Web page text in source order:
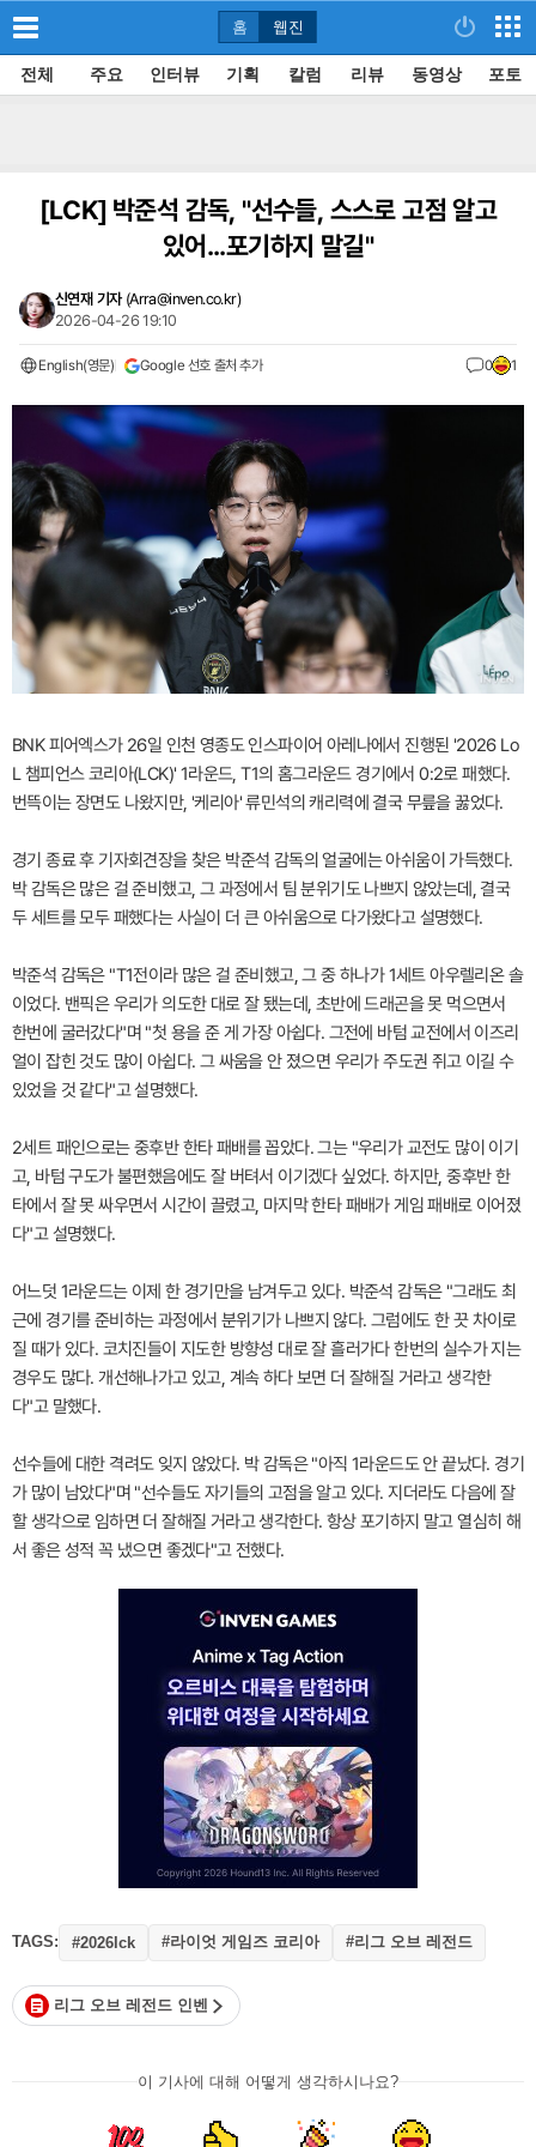
홈 웹진
전체 주요 인터뷰 기획 칼럼 리뷰 동영상 포토
[LCK]박준석 감독, "선수들, 스스로 고점 알고
있어...포기하지 말길"
신연재 기자 (Arra@inven.co.kr)
2026-04-26 19:10
English(영문) Google 선호 출처 추가 0 1
BNK 피어엑스가 26일 인천 영종도 인스파이어 아레나에서 진행된 '2026 Lo
L 챔피언스 코리아(LCK)' 1라운드, T1의 홈그라운드 경기에서 0:2로 패했다.
번뜩이는 장면도 나왔지만, '케리아' 류민석의 캐리력에 결국 무릎을 꿇었다.
경기 종료 후 기자회견장을 찾은 박준석 감독의 얼굴에는 아쉬움이 가득했다.
박 감독은 많은 걸 준비했고, 그 과정에서 팀 분위기도 나쁘지 않았는데, 결국
두 세트를 모두 패했다는 사실이 더 큰 아쉬움으로 다가왔다고 설명했다.
박준석 감독은 "T1전이라 많은 걸 준비했고, 그 중 하나가 1세트 아우렐리온 솔
이었다. 밴픽은 우리가 의도한 대로 잘 됐는데, 초반에 드래곤을 못 먹으면서
한번에 굴러갔다"며 "첫 용을 준 게 가장 아쉽다. 그전에 바텀 교전에서 이즈리
얼이 잡힌 것도 많이 아쉽다. 그 싸움을 안 졌으면 우리가 주도권 쥐고 이길 수
있었을 것 같다"고 설명했다.
2세트 패인으로는 중후반 한타 패배를 꼽았다. 그는 "우리가 교전도 많이 이기
고, 바텀 구도가 불편했음에도 잘 버텨서 이기겠다 싶었다. 하지만, 중후반 한
타에서 잘 못 싸우면서 시간이 끌렸고, 마지막 한타 패배가 게임 패배로 이어졌
다"고 설명했다.
어느덧 1라운드는 이제 한 경기만을 남겨두고 있다. 박준석 감독은 "그래도 최
근에 경기를 준비하는 과정에서 분위기가 나쁘지 않다. 그럼에도 한 끗 차이로
질 때가 있다. 코치진들이 지도한 방향성 대로 잘 흘러가다 한번의 실수가 지는
경우도 많다. 개선해나가고 있고, 계속 하다 보면 더 잘해질 거라고 생각한
다"고 말했다.
선수들에 대한 격려도 잊지 않았다. 박 감독은 "아직 1라운드도 안 끝났다. 경기
가 많이 남았다"며 "선수들도 자기들의 고점을 알고 있다. 지더라도 다음에 잘
할 생각으로 임하면 더 잘해질 거라고 생각한다. 항상 포기하지 말고 열심히 해
서 좋은 성적 꼭 냈으면 좋겠다"고 전했다.
TAGS: #2026lck #라이엇 게임즈 코리아 #리그 오브 레전드
리그 오브 레전드 인벤
이 기사에 대해 어떻게 생각하시나요?